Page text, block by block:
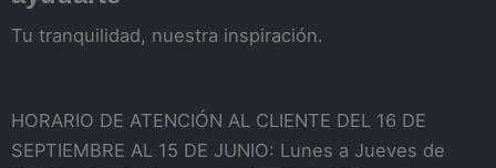
Tu tranquilidad, nuestra inspiración.
HORARIO DE ATENCIÓN AL CLIENTE DEL 16 DE
SEPTIEMBRE AL 15 DE JUNIO: Lunes a Jueves de